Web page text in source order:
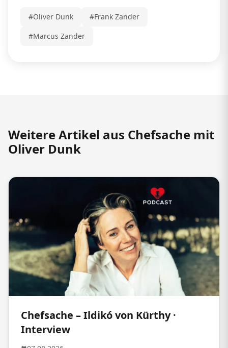
#Oliver Dunk
#Frank Zander
#Marcus Zander
Weitere Artikel aus Chefsache mit
Oliver Dunk
Chefsache – Ildikó von Kürthy ·
Interview